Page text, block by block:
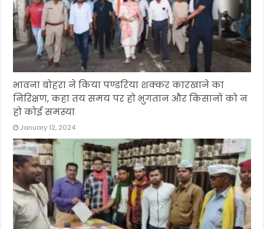
भावना बोहरा ने किया पण्डरिया शक्कर कारखाने का
निरिक्षण, कहा तय समय पर हो भुगतान और किसानों को न
हो कोई समस्या
January 12, 2024